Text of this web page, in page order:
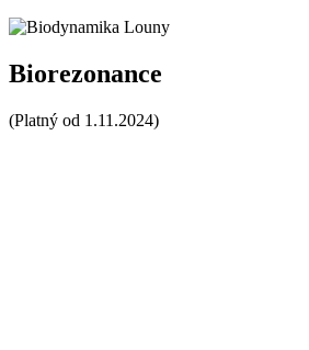
Biorezonance
(Platný od 1.11.2024)